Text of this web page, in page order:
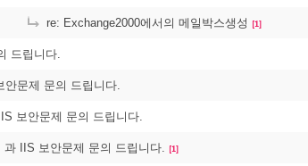
re: Exchange2000에서의 메일박스생성 [1]
드립니다.
안문제 문의 드립니다.
보안문제 문의 드립니다.
과 IIS 보안문제 문의 드립니다. [1]